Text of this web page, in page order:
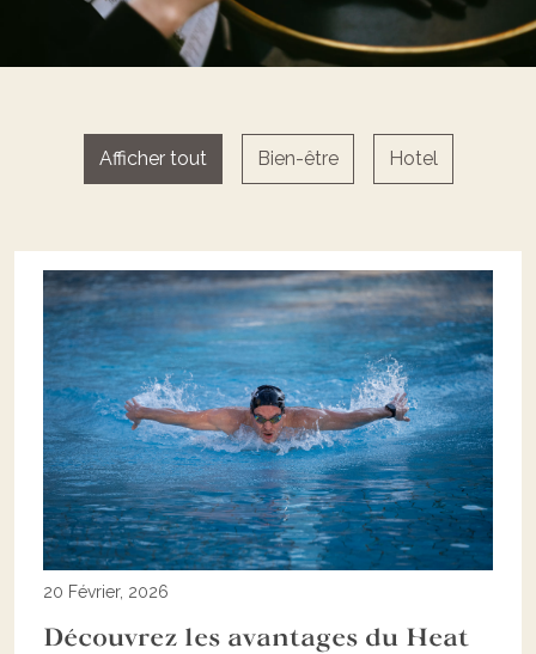
Afficher tout Bien-être Hotel
20 Février, 2026
Découvrez les avantages du Heat